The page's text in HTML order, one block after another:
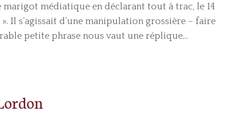
médiatique en déclarant tout à trac, le 14
Il s’agissait d’une manipulation grossière – faire
petite phrase nous vaut une réplique...